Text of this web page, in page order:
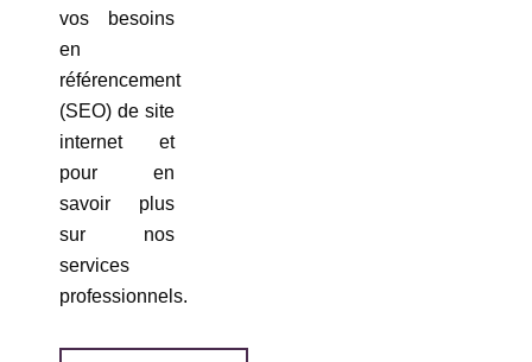
vos besoins
en
référencement
(SEO) de site
internet et
pour en
savoir plus
sur nos
services
professionnels.